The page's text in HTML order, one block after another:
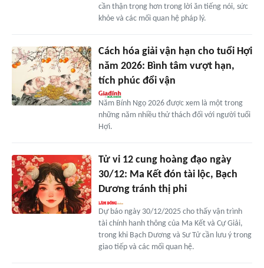
cần thận trọng hơn trong lời ăn tiếng nói, sức
khỏe và các mối quan hệ pháp lý.
Cách hóa giải vận hạn cho tuổi Hợi
năm 2026: Bình tâm vượt hạn,
tích phúc đổi vận
Năm Bính Ngọ 2026 được xem là một trong
những năm nhiều thử thách đối với người tuổi
Hợi.
Tử vi 12 cung hoàng đạo ngày
30/12: Ma Kết đón tài lộc, Bạch
Dương tránh thị phi
Dự báo ngày 30/12/2025 cho thấy vận trình
tài chính hanh thông của Ma Kết và Cự Giải,
trong khi Bạch Dương và Sư Tử cần lưu ý trong
giao tiếp và các mối quan hệ.